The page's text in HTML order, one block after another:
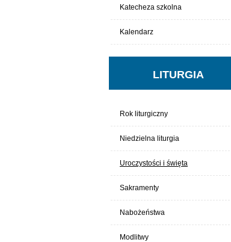
Katecheza szkolna
Kalendarz
LITURGIA
Rok liturgiczny
Niedzielna liturgia
Uroczystości i święta
Sakramenty
Nabożeństwa
Modlitwy